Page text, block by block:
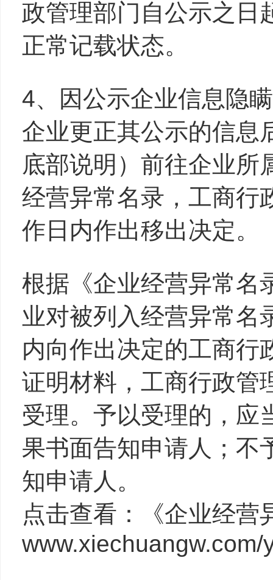
政管理部门自公示之日
正常记载状态。
4、因公示企业信息隐
企业更正其公示的信息
底部说明）前往企业所
经营异常名录，工商行
作日内作出移出决定。
根据《企业经营异常名
业对被列入经营异常名
内向作出决定的工商行
证明材料，工商行政管
受理。予以受理的，应
果书面告知申请人；不
知申请人。
点击查看：《企业经营
www.xiechuangw.com/